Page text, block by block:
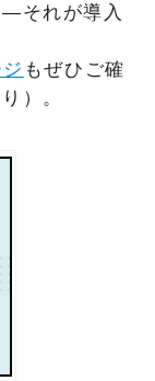
それが導入
もぜひご確
）。